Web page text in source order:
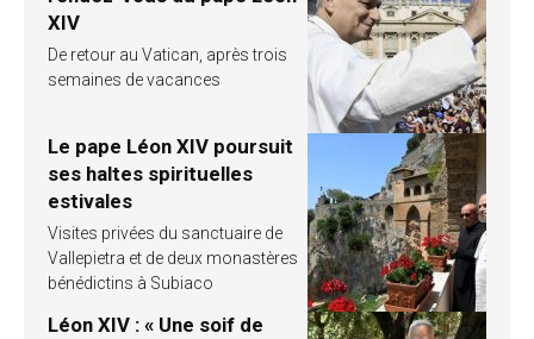
XIV
De retour au Vatican, après trois
semaines de vacances
Le pape Léon XIV poursuit
ses haltes spirituelles
estivales
Visites privées du sanctuaire de
Vallepietra et de deux monastères
bénédictins à Subiaco
Léon XIV : « Une soif de